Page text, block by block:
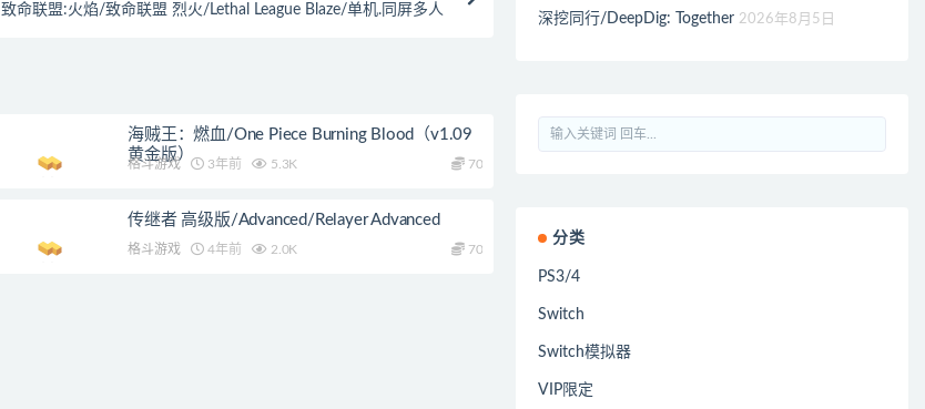
致命联盟:火焰/致命联盟 烈火/Lethal League Blaze/单机.同屏多人
海贼王：燃血/One Piece Burning Blood（v1.09
黄金版）
格斗游戏 3年前 5.3K 70
传继者 高级版/Advanced/Relayer Advanced
格斗游戏 4年前 2.0K 70
深挖同行/DeepDig: Together 2026年8月5日
分类
PS3/4
Switch
Switch模拟器
VIP限定